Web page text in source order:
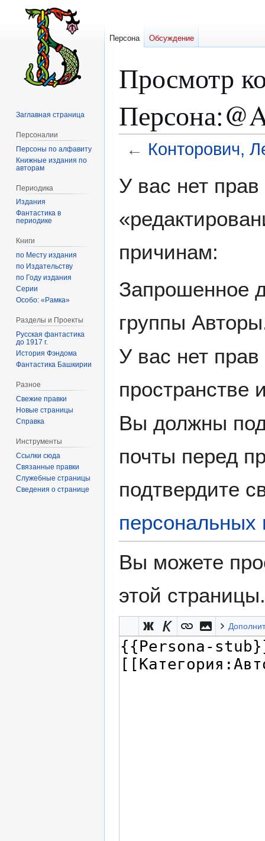
Просмотр
← Конторович,
У вас нет
причинам:
Запрошенное
группы
У вас нет
пространстве
Вы должны
почты перед
подтвердите
персональных
Вы можете
этой страницы.
Персона Обсуждение
Заглавная страница
Персоналии
Персоны по алфавиту
Книжные издания по
авторам
Периодика
Издания
Фантастика в
периодике
Книги
по Месту издания
по Издательству
по Году издания
Серии
Особо: «Рамка»
Разделы и Проекты
Русская фантастика
до 1917 г.
История Фэндома
Фантастика Башкирии
Разное
Свежие правки
Новые страницы
Справка
Инструменты
Ссылки сюда
Связанные правки
Служебные страницы
Сведения о странице